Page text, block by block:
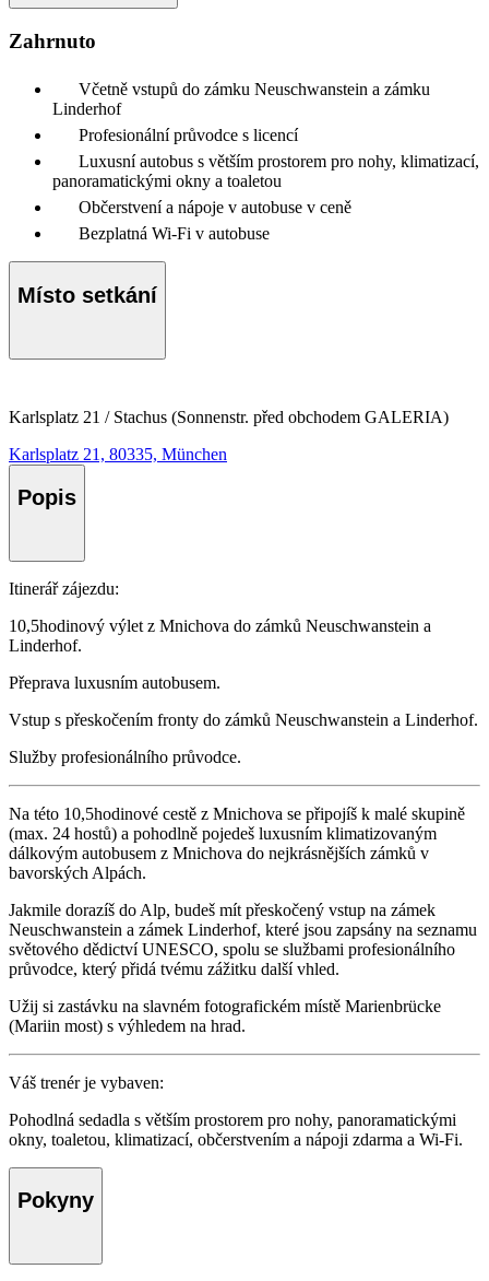
Zahrnuto
Včetně vstupů do zámku Neuschwanstein a zámku
Linderhof
Profesionální průvodce s licencí
Luxusní autobus s větším prostorem pro nohy, klimatizací,
panoramatickými okny a toaletou
Občerstvení a nápoje v autobuse v ceně
Bezplatná Wi-Fi v autobuse
Místo setkání
Karlsplatz 21 / Stachus (Sonnenstr. před obchodem GALERIA)
Karlsplatz 21, 80335, München
Popis
Itinerář zájezdu:
10,5hodinový výlet z Mnichova do zámků Neuschwanstein a
Linderhof.
Přeprava luxusním autobusem.
Vstup s přeskočením fronty do zámků Neuschwanstein a Linderhof.
Služby profesionálního průvodce.
Na této 10,5hodinové cestě z Mnichova se připojíš k malé skupině
(max. 24 hostů) a pohodlně pojedeš luxusním klimatizovaným
dálkovým autobusem z Mnichova do nejkrásnějších zámků v
bavorských Alpách.
Jakmile dorazíš do Alp, budeš mít přeskočený vstup na zámek
Neuschwanstein a zámek Linderhof, které jsou zapsány na seznamu
světového dědictví UNESCO, spolu se službami profesionálního
průvodce, který přidá tvému zážitku další vhled.
Užij si zastávku na slavném fotografickém místě Marienbrücke
(Mariin most) s výhledem na hrad.
Váš trenér je vybaven:
Pohodlná sedadla s větším prostorem pro nohy, panoramatickými
okny, toaletou, klimatizací, občerstvením a nápoji zdarma a Wi-Fi.
Pokyny